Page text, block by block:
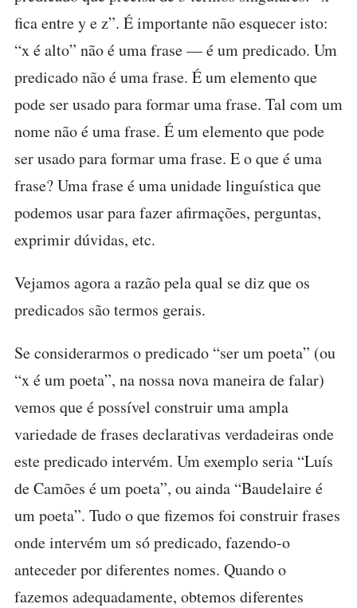
fica entre y e z”. É importante não esquecer isto:
“x é alto” não é uma frase — é um predicado. Um
predicado não é uma frase. É um elemento que
pode ser usado para formar uma frase. Tal com um
nome não é uma frase. É um elemento que pode
ser usado para formar uma frase. E o que é uma
frase? Uma frase é uma unidade linguística que
podemos usar para fazer afirmações, perguntas,
exprimir dúvidas, etc.
Vejamos agora a razão pela qual se diz que os
predicados são termos gerais.
Se considerarmos o predicado “ser um poeta” (ou
“x é um poeta”, na nossa nova maneira de falar)
vemos que é possível construir uma ampla
variedade de frases declarativas verdadeiras onde
este predicado intervém. Um exemplo seria “Luís
de Camões é um poeta”, ou ainda “Baudelaire é
um poeta”. Tudo o que fizemos foi construir frases
onde intervém um só predicado, fazendo-o
anteceder por diferentes nomes. Quando o
fazemos adequadamente, obtemos diferentes